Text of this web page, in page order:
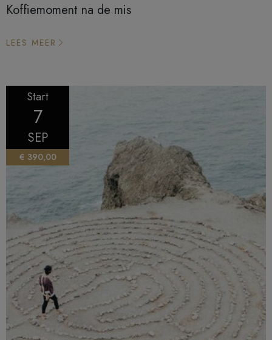
Koffiemoment na de mis
LEES MEER
Start
7
SEP
€ 390,00